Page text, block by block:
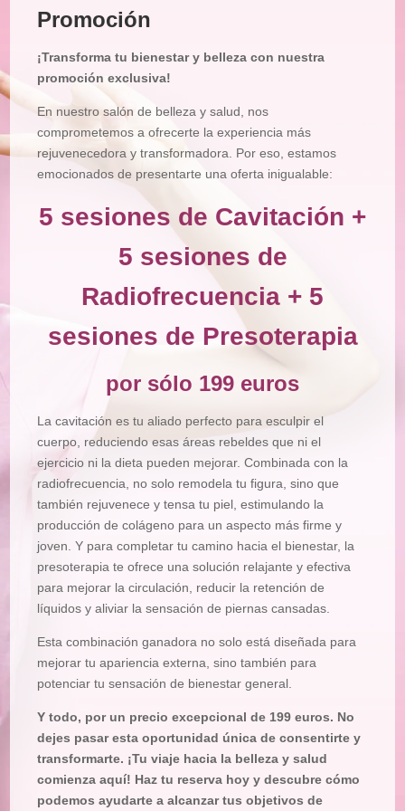
Tratamiento
Depilación
Manicura
yPedicura
Maquillajes
Micropigmentación
Microblading
Pestañas
Peluquería
Promoción
¡Transforma tu bienestar y belleza con nuestra
promoción exclusiva!
En nuestro salón de belleza y salud, nos
comprometemos a ofrecerte la experiencia más
rejuvenecedora y transformadora. Por eso, estamos
emocionados de presentarte una oferta inigualable:
5 sesiones de Cavitación +
5 sesiones de
Radiofrecuencia + 5
sesiones de Presoterapia
por sólo 199 euros
La cavitación es tu aliado perfecto para esculpir el
cuerpo, reduciendo esas áreas rebeldes que ni el
ejercicio ni la dieta pueden mejorar. Combinada con la
radiofrecuencia, no solo remodela tu figura, sino que
también rejuvenece y tensa tu piel, estimulando la
producción de colágeno para un aspecto más firme y
joven. Y para completar tu camino hacia el bienestar, la
presoterapia te ofrece una solución relajante y efectiva
para mejorar la circulación, reducir la retención de
líquidos y aliviar la sensación de piernas cansadas.
Esta combinación ganadora no solo está diseñada para
mejorar tu apariencia externa, sino también para
potenciar tu sensación de bienestar general.
Y todo, por un precio excepcional de 199 euros. No
dejes pasar esta oportunidad única de consentirte y
transformarte. ¡Tu viaje hacia la belleza y salud
comienza aquí! Haz tu reserva hoy y descubre cómo
podemos ayudarte a alcanzar tus objetivos de